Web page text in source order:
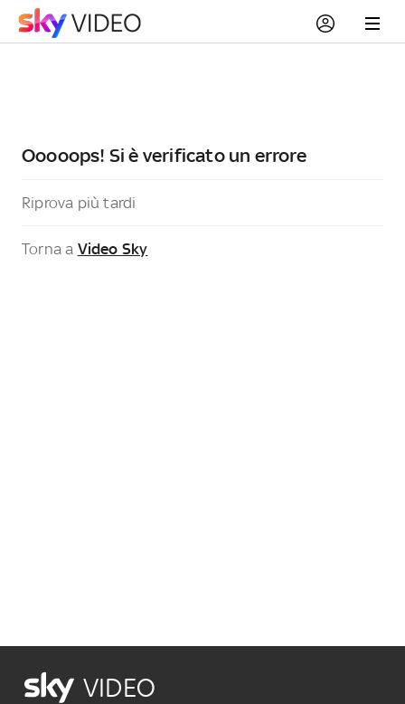
Ooooops! Si è verificato un errore
Riprova più tardi
Torna a Video Sky
VIDEO